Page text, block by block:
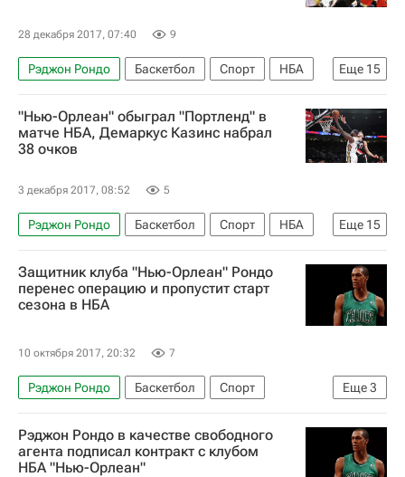
Голден Стэйт Уорриорз
Чикаго Буллз
Джеймс Харден
Пол Джордж
Кармело Энтони
Кевин Дюрэнт
28 декабря 2017, 07:40 9
Еще 15
Рэджон Рондо Баскетбол Спорт
НБА
Индиана Пэйсерс
Нью-Орлеан Пеликанс
Миннесота Тимбервулвс
Бруклин Нетс
Нью-Йорк Никс
Денвер Наггетс
Даллас Мэверикс
Чикаго Буллз
Вашингтон Кэпиталз
Демаркус Казинс
Энтони Дэвис
Тимофей Мозгов
"Нью-Орлеан" обыграл "Портленд" в
матче НБА, Демаркус Казинс набрал
38 очков
3 декабря 2017, 08:52 5
Еще 15
Рэджон Рондо Баскетбол Спорт
НБА
Портленд Трэйл Блэйзерс
Мемфис Гризлис
Нью-Орлеан Пеликанс
Филадельфия Севенти Сиксерс
Лос-Анджелес Лейкерс
Тайрик Эванс
Леброн Джеймс
Защитник клуба "Нью-Орлеан" Рондо
перенес операцию и пропустит старт
сезона в НБА
10 октября 2017, 20:32 7
Еще3
Рэджон Рондо Баскетбол
Спорт
травмы
НБА Нью-Орлеан Пеликанс
Рэджон Рондо в качестве свободного
агента подписал контракт с клубом
НБА "Нью-Орлеан"